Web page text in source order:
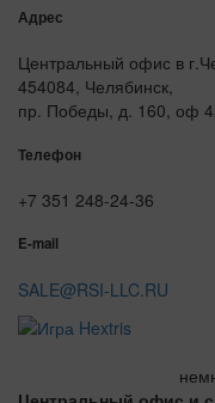
Адрес
Центральный офис в
454084, Челябинск,
пр. Победы, д. 160, оф
Телефон
+7 351 248-24-36
E-mail
SALE@RSI-LLC.RU